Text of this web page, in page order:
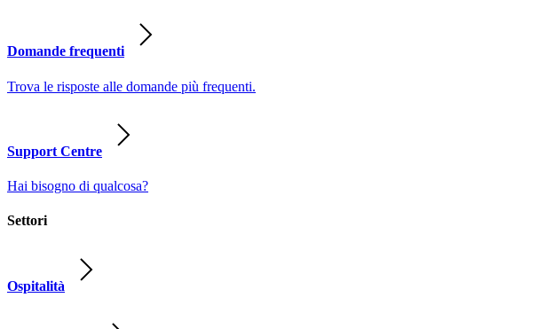
Domande frequenti
Trova le risposte alle domande più frequenti.
Support Centre
Hai bisogno di qualcosa?
Settori
Ospitalità